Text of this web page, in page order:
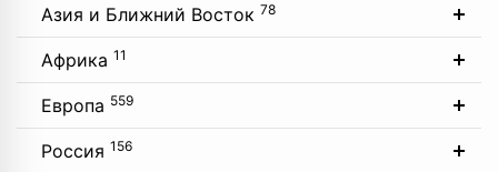
Азия и Ближний Восток 78
Африка 11
Европа 559
Россия 156